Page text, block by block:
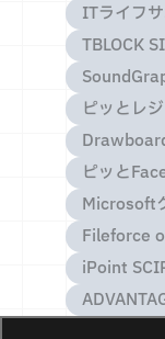
ITライフ
TBLOCK
ピッとレジ
ピッと
Microsoft
Fileforce
iPoint